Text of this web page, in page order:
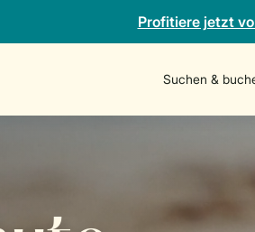
Profitiere jetzt
Suchen &